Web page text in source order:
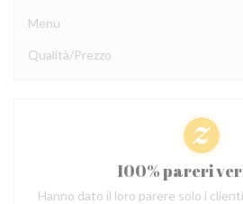
Menu
Qualità/Prezzo
100% pareri
Hanno dato il loro parere solo i